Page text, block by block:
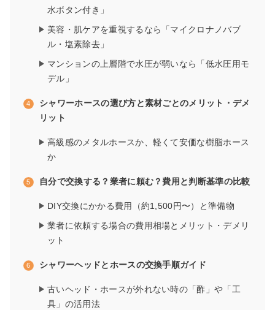
水ボタン付き」
美容・肌ケアを重視するなら「マイクロナノバブ
ル・塩素除去」
マンションの上層階で水圧が弱いなら「低水圧用モ
デル」
シャワーホースの選び方と素材ごとのメリット・デメ
リット
高級感のメタルホースか、軽くて安価な樹脂ホース
か
自分で交換する？業者に頼む？費用と判断基準の比較
DIY交換にかかる費用（約1,500円〜）と準備物
業者に依頼する場合の費用相場とメリット・デメリ
ット
シャワーヘッドとホースの交換手順ガイド
古いヘッド・ホースが外れない時の「酢」や「工
具」の活用法